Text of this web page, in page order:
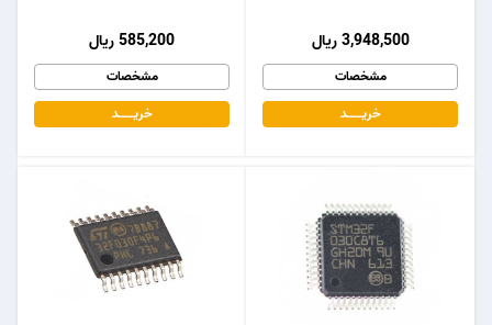
585,200 ریال
مشخصات
خریـــــــد
3,948,500 ریال
مشخصات
خریـــــــد